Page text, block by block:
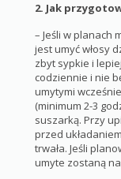
2. Jak
– Jeśli w planach
jest umyć włosy
zbyt sypkie i
codziennie i nie
umytymi
(minimum 2-3
suszarką. Przy
przed
trwała. Jeśli
umyte zostaną